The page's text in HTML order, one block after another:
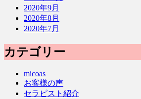
2020年9月
2020年8月
2020年7月
カテゴリー
micoas
お客様の声
セラピスト紹介